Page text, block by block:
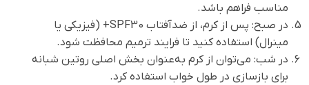
مناسب فراهم باشد.
در صبح: پس از کرم، از ضدآفتاب SPF30+ (فیزیکی یا
مینرال) استفاده کنید تا فرایند ترمیم محافظت شود.
در شب: می‌توان از کرم به‌عنوان بخش اصلی روتین شبانه
برای بازسازی در طول خواب استفاده کرد.